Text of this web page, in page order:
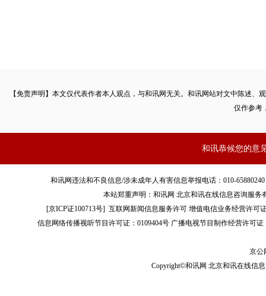
【免责声明】本文仅代表作者本人观点，与和讯网无关。和讯网站对文中陈述
仅作参考
和讯恭候您的意
和讯网违法和不良信息/涉未成年人有害信息举报电话：010-
本站郑重声明：和讯网 北京和讯在线信息咨询服
[京ICP证100713号]互联网新闻信息服务许可 增值电信业务经营许可
信息网络传播视听节目许可证：0109404号 广播电视节目制作经营许可证
京公
Copyright©和讯网 北京和讯在线信